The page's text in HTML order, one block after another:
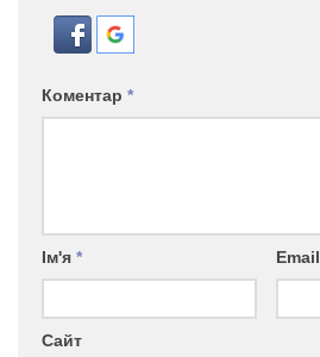
Коментар *
Ім'я * Email
Сайт